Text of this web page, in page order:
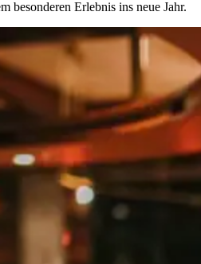
besonderen Erlebnis ins neue Jahr.